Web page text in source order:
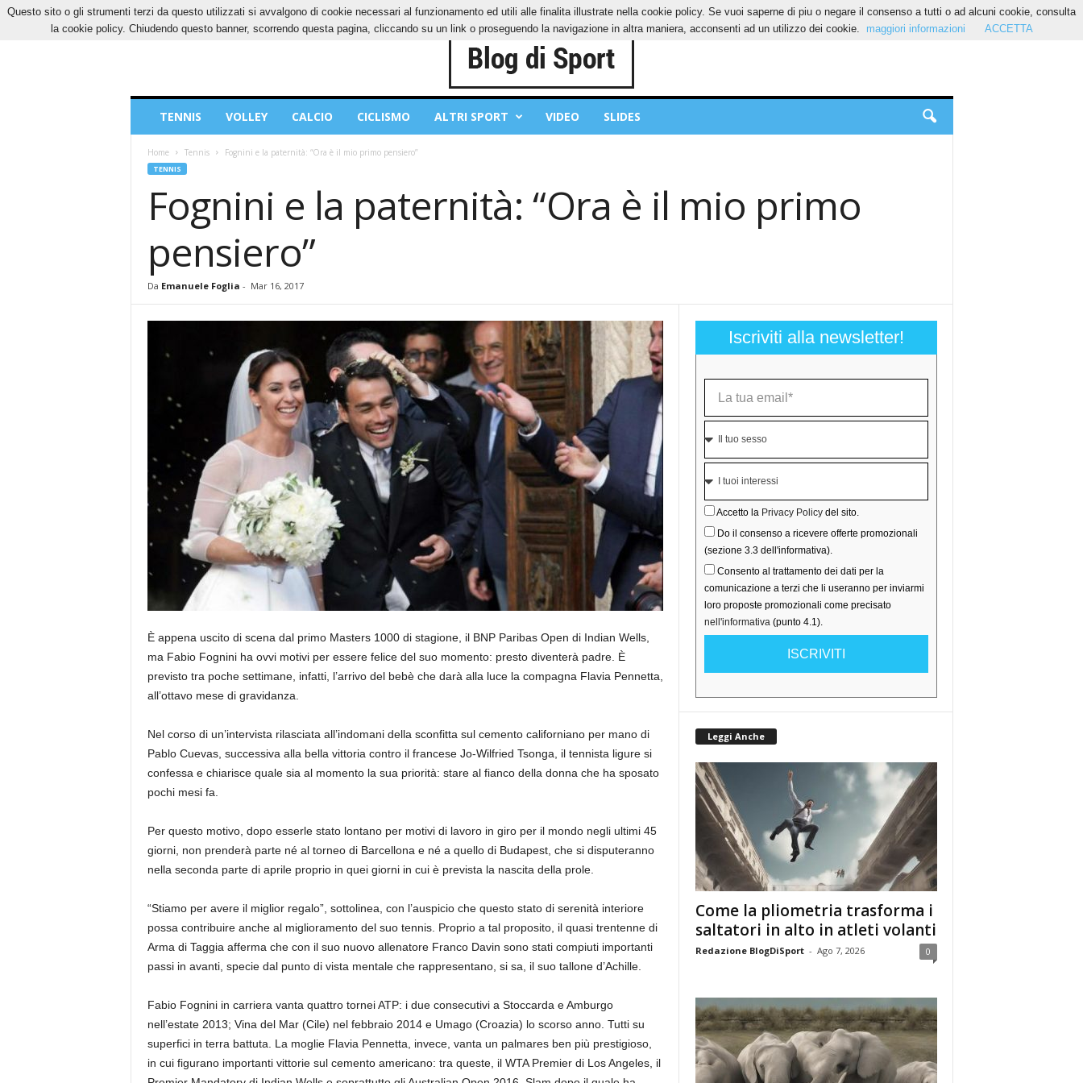
SABATO, 8 AGOSTO 2026 CONTATTI COOKIES PRIVACY POLICY
Sport
TENNIS VOLLEY CALCIO CICLISMO ALTRI SPORT VIDEO SLIDES
Home Tennis Fognini e la paternità: “Ora è il mio primo pensiero”
TENNIS
Fognini e la paternità: “Ora è il mio primo
pensiero”
Da Emanuele Foglia - Mar 16, 2017
È appena uscito di scena dal primo Masters 1000 di stagione, il BNP Paribas Open di Indian Wells,
ma Fabio Fognini ha ovvi motivi per essere felice del suo momento: presto diventerà padre. È
previsto tra poche settimane, infatti, l’arrivo del bebè che darà alla luce la compagna Flavia Pennetta,
all’ottavo mese di gravidanza.
Nel corso di un’intervista rilasciata all’indomani della sconfitta sul cemento californiano per mano di
Pablo Cuevas, successiva alla bella vittoria contro il francese Jo-Wilfried Tsonga, il tennista ligure si
confessa e chiarisce quale sia al momento la sua priorità: stare al fianco della donna che ha sposato
pochi mesi fa.
Per questo motivo, dopo esserle stato lontano per motivi di lavoro in giro per il mondo negli ultimi 45
giorni, non prenderà parte né al torneo di Barcellona e né a quello di Budapest, che si disputeranno
nella seconda parte di aprile proprio in quei giorni in cui è prevista la nascita della prole.
“Stiamo per avere il miglior regalo”, sottolinea, con l’auspicio che questo stato di serenità interiore
possa contribuire anche al miglioramento del suo tennis. Proprio a tal proposito, il quasi trentenne di
Arma di Taggia afferma che con il suo nuovo allenatore Franco Davin sono stati compiuti importanti
passi in avanti, specie dal punto di vista mentale che rappresentano, si sa, il suo tallone d’Achille.
Fabio Fognini in carriera vanta quattro tornei ATP: i due consecutivi a Stoccarda e Amburgo
nell’estate 2013; Vina del Mar (Cile) nel febbraio 2014 e Umago (Croazia) lo scorso anno. Tutti su
superfici in terra battuta. La moglie Flavia Pennetta, invece, vanta un palmares ben più prestigioso,
in cui figurano importanti vittorie sul cemento americano: tra queste, il WTA Premier di Los Angeles, il
Iscriviti alla newsletter!
Accetto la Privacy Policydel sito.
Do il consenso a ricevere offerte promozionali
(sezione 3.3 dell'informativa).
Consento al trattamento dei dati per la
comunicazione a terzi che li useranno per inviarmi
loro proposte promozionali come precisato
nell'informativa(punto 4.1).
ISCRIVITI
Leggi Anche
Come la pliometria trasforma i
saltatori in alto in atleti volanti
Redazione BlogDiSport - Ago 7, 2026 0
Questo sito o gli strumenti terzi da questo utilizzati si avvalgono di cookie necessari al funzionamento ed utili alle finalita illustrate nella cookie policy. Se vuoi saperne di piu o negare il consenso a tutti o ad alcuni cookie, consulta
la cookie policy. Chiudendo questo banner, scorrendo questa pagina, cliccando su un link o proseguendo la navigazione in altra maniera, acconsenti ad un utilizzo dei cookie.
maggiori informazioni ACCETTA